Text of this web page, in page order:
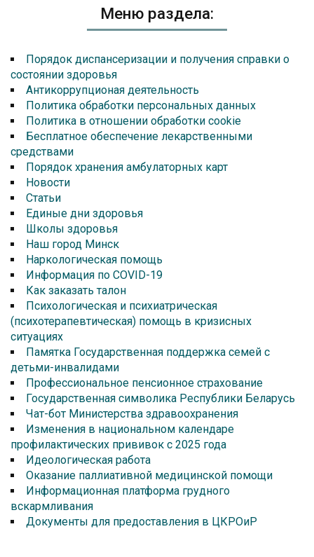
Меню раздела:
Порядок диспансеризации и получения справки о
состоянии здоровья
Антикоррупционая деятельность
Политика обработки персональных данных
Политика в отношении обработки cookie
Бесплатное обеспечение лекарственными
средствами
Порядок хранения амбулаторных карт
Новости
Статьи
Единые дни здоровья
Школы здоровья
Наш город Минск
Наркологическая помощь
Информация по COVID-19
Как заказать талон
Психологическая и психиатрическая
(психотерапевтическая) помощь в кризисных
ситуациях
Памятка Государственная поддержка семей с
детьми-инвалидами
Профессиональное пенсионное страхование
Государственная символика Республики Беларусь
Чат-бот Министерства здравоохранения
Изменения в национальном календаре
профилактических прививок с 2025 года
Идеологическая работа
Оказание паллиативной медицинской помощи
Информационная платформа грудного
вскармливания
Документы для предоставления в ЦКРОиР